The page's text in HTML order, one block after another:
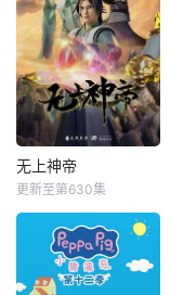
无上神帝
更新至第630集